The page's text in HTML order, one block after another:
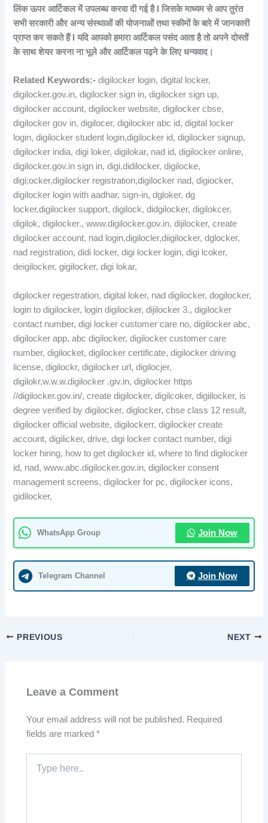
लिंक ऊपर आर्टिकल में उपलब्ध करवा दी गई है I जिसके माध्यम से आप तुरंत
सभी सरकारी और अन्य संस्थाओं की योजनाओं तथा स्कीमों के बारे में जानकारी
प्राप्त कर सकते हैं I यदि आपको हमारा आर्टिकल पसंद आता है तो अपने दोस्तों
के साथ शेयर करना ना भूले और आर्टिकल पढ़ने के लिए धन्यवाद।
Related Keywords:- digilocker login, digital locker,
digilocker.gov.in, digilocker sign in, digilocker sign up,
digilocker account, digilocker website, digilocker cbse,
digilocker gov in, digilocer, digilocker abc id, digital locker
login, digilocker student login,digilocker id, digilocker signup,
digilocker india, digi loker, digilokar, nad id, digilocker online,
digilocker.gov.in sign in, digi,didilocker, digilocke,
digi;ocker,digilocker registration,digilocker nad, digiocker,
digilocker login with aadhar, sign-in, dgloker, dg
locker,digilocker support, digilock, didgilocker, digilokcer,
digilok, digilocker., www.digilocker.gov.in, dijilocker, create
digilocker account, nad login,digilocler,diigilocker, dglocker,
nad registration, didi locker, digi locker login, digi lcoker,
deigilocker, gigilocker, digi lokar,
digilocker regestration, digital loker, nad digilocker, dogilocker,
login to digilocker, login digilocker, dijilocker 3., digilocker
contact number, digi locker customer care no, digilocker abc,
digilocker app, abc digilocker, digilocker customer care
number, digilocket, digilocker certificate, digilocker driving
license, digilockr, digilocker url, digilocjer,
digilokr,w.w.w.digilocker .giv.in, digilocker https
//digilocker.gov.in/, create digilocker, digilcoker, digiilocker, is
degree verified by digilocker, diglocker, cbse class 12 result,
digilocker official website, digilockerr, digilocker create
account, digilicker, drive, digi locker contact number, digi
locker hiring, how to get digilocker id, where to find digilocker
id, nad, www.abc.digilocker.gov.in, digilocker consent
management screens, digilocker for pc, digilocker icons,
gidilocker,
WhatsApp Group Join Now
Telegram Channel Join Now
PREVIOUS NEXT
Leave a Comment
Your email address will not be published. Required
fields are marked*
here..